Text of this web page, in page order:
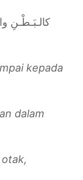
كالـبَـطْـنِ
kepada
dalam